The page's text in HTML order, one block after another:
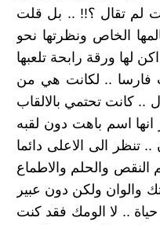
لم تقال ؟!! .. بل قلت
الخاص ونظرتها نحو
لها ورقة رابحة تلعبها
فارسا .. لكانت هي من
كانت تحتمي بالالقاب
اسم باهت دون لقبه
الى الاعلى دائما
والحلم والاطماع
ولكن دون عبير
.. لا الومك فقد كنت